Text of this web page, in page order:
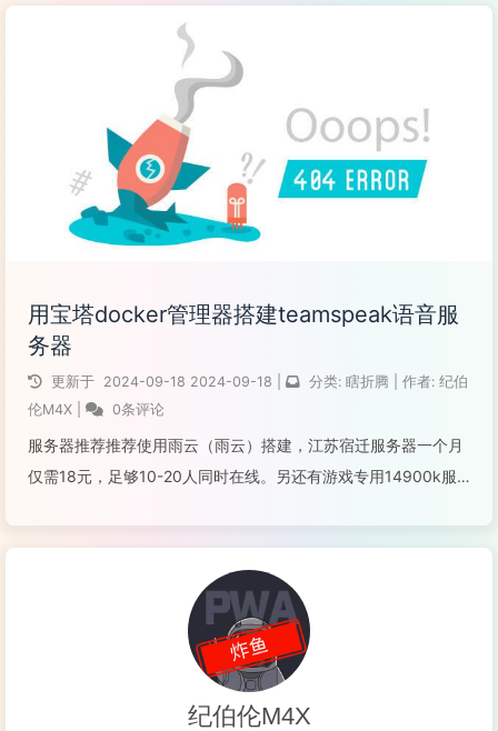
口，接口挂了，脚本的做...
用宝塔docker管理器搭建teamspeak语音服
务器
更新于 2024-09-18 2024-09-18 分类: 瞎折腾 作者: 纪伯
伦M4X
0条评论
服务器推荐推荐使用雨云（雨云）搭建，江苏宿迁服务器一个月
仅需18元，足够10-20人同时在线。另还有游戏专用14900k服
纪伯伦M4X